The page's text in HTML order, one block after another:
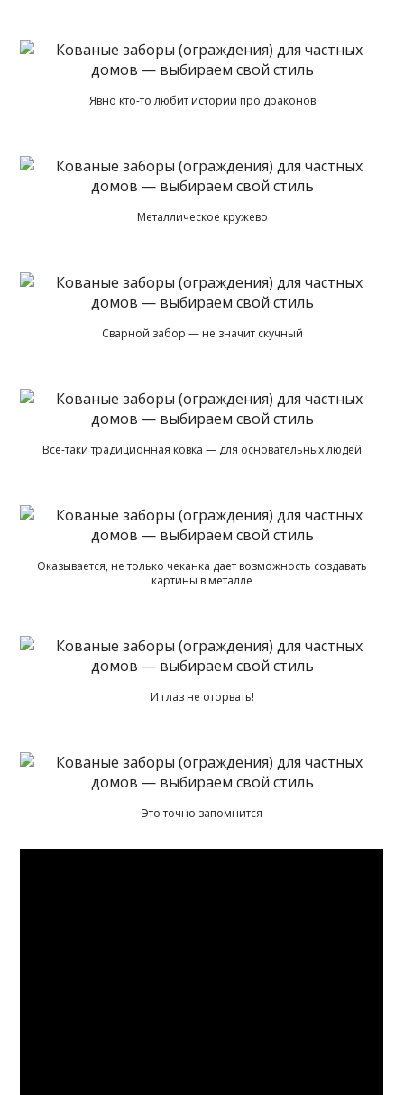
Явно кто-то любит истории про драконов
Металлическое кружево
Сварной забор — не значит скучный
Все-таки традиционная ковка — для основательных людей
Оказывается, не только чеканка дает возможность создавать
картины в металле
И глаз не оторвать!
Это точно запомнится